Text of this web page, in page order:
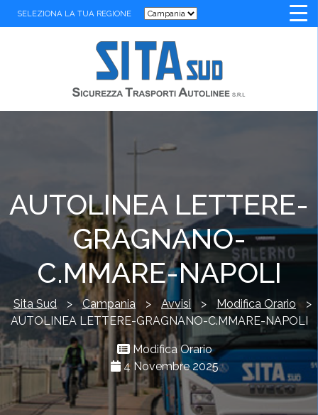
SELEZIONA LA TUA REGIONE
AUTOLINEA LETTERE-
GRAGNANO-
C.MMARE-NAPOLI
Sita Sud > Campania > Avvisi > Modifica Orario
>
AUTOLINEA LETTERE-GRAGNANO-C.MMARE-NAPOLI
Modifica Orario
4 Novembre 2025